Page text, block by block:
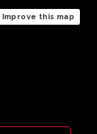
Improve this map